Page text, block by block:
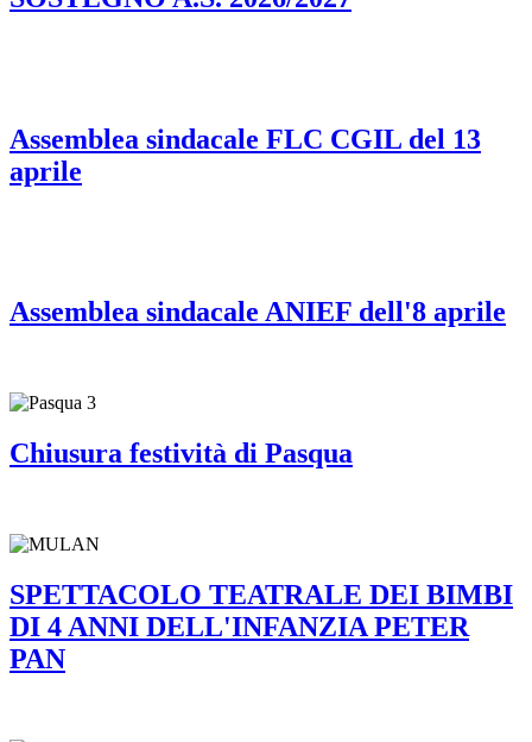
Assemblea sindacale FLC CGIL del 13
aprile
Assemblea sindacale ANIEF dell'8 aprile
Chiusura festività di Pasqua
SPETTACOLO TEATRALE DEI BIMBI
DI 4 ANNI DELL'INFANZIA PETER
PAN